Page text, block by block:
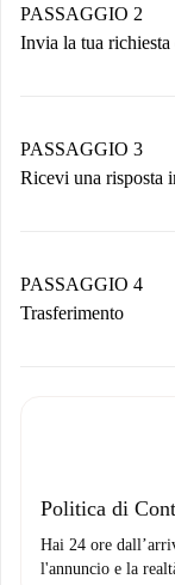
Hai tutte le
PASSAGGIO 2
Invia la tua
non accetta.
PASSAGGIO 3
Ricevi una risposta
contatto con il
Se rifiutata:
PASSAGGIO 4
Trasferimento
solo se non
Politica di
Hai 24 ore
l'annuncio e la